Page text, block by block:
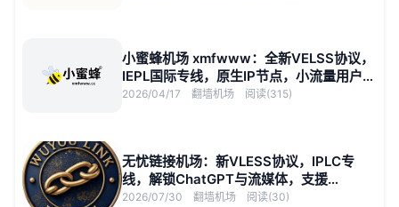
小蜜蜂机场 xmfwww：全新VELSS协议，
IEPL国际专线，原生IP节点，小流量用户低
至8元/月
2026/04/17 翻墙机场 阅读(315)
无忧链接机场：新VLESS协议，IPLC专
线，解锁ChatGPT与流媒体，支援
YouTube 4K
2026/07/30 翻墙机场 阅读(30)